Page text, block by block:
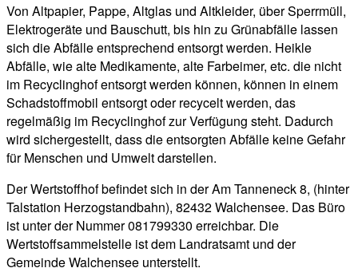
Von Altpapier, Pappe, Altglas und Altkleider, über Sperrmüll,
Elektrogeräte und Bauschutt, bis hin zu Grünabfälle lassen
sich die Abfälle entsprechend entsorgt werden. Heikle
Abfälle, wie alte Medikamente, alte Farbeimer, etc. die nicht
im Recyclinghof entsorgt werden können, können in einem
Schadstoffmobil entsorgt oder recycelt werden, das
regelmäßig im Recyclinghof zur Verfügung steht. Dadurch
wird sichergestellt, dass die entsorgten Abfälle keine Gefahr
für Menschen und Umwelt darstellen.
Der Wertstoffhof befindet sich in der Am Tanneneck 8, (hinter
Talstation Herzogstandbahn), 82432 Walchensee. Das Büro
ist unter der Nummer 081799330 erreichbar. Die
Wertstoffsammelstelle ist dem Landratsamt und der
Gemeinde Walchensee unterstellt.